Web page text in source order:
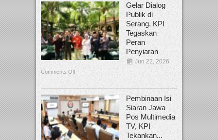
Gelar Dialog
Publik di
Serang, KPI
Tegaskan
Peran
Penyiaran
Jun 22, 2026
Comments Off
Pembinaan Isi
Siaran Jawa
Pos Multimedia
TV, KPI
Tekankan...